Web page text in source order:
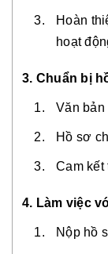
Hoàn
hoạt
3. Chuẩn bị
Văn bản
Hồ sơ
Cam kết
4. Làm việc
Nộp hồ